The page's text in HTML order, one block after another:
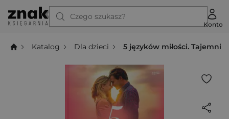
Czego szukasz?
Konto
Katalog Dla dzieci 5 języków miłości.